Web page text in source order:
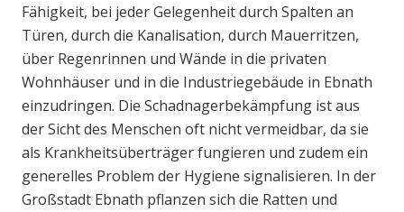
Fähigkeit, bei jeder Gelegenheit durch Spalten an
Türen, durch die Kanalisation, durch Mauerritzen,
über Regenrinnen und Wände in die privaten
Wohnhäuser und in die Industriegebäude in Ebnath
einzudringen. Die Schadnagerbekämpfung ist aus
der Sicht des Menschen oft nicht vermeidbar, da sie
als Krankheitsüberträger fungieren und zudem ein
generelles Problem der Hygiene signalisieren. In der
Großstadt Ebnath pflanzen sich die Ratten und